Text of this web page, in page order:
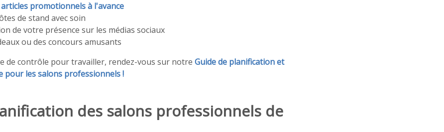
promotionnels à l'avance
de stand avec soin
de votre présence sur les médias sociaux
ou des concours amusants
de contrôle pour travailler, rendez-vous sur notre Guide de planification et
pour les salons professionnels !
des salons professionnels de